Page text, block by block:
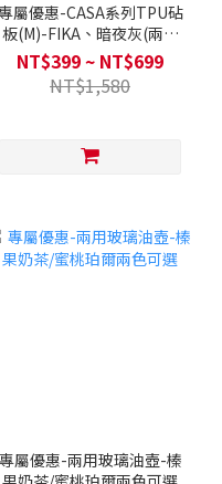
屬優惠-CASA系列TPU砧
板(M)-FIKA、暗夜灰(兩色
可選)
NT$399 ~ NT$699
NT$1,580
專屬優惠-兩用玻璃油壺-榛